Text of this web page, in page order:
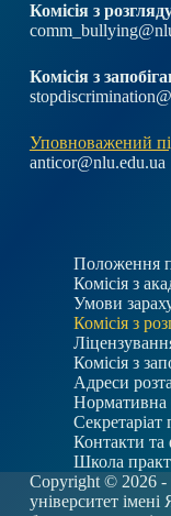
Комісія з
Комісія з
Уповноважений
anticor@nlu.edu.ua
Положення
Комісія з
Умови
Комісія з
Комісія з
Адреси
Нормативна
Секретаріат
Контакти та
Школа
Copyright © 2026 -
університет